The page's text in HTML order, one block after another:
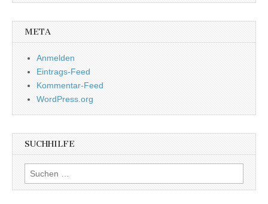
META
Anmelden
Eintrags-Feed
Kommentar-Feed
WordPress.org
SUCHHILFE
Suchen
nach: